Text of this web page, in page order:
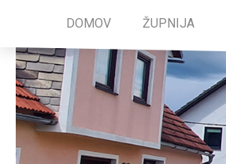
DOMOV ŽUPNIJA